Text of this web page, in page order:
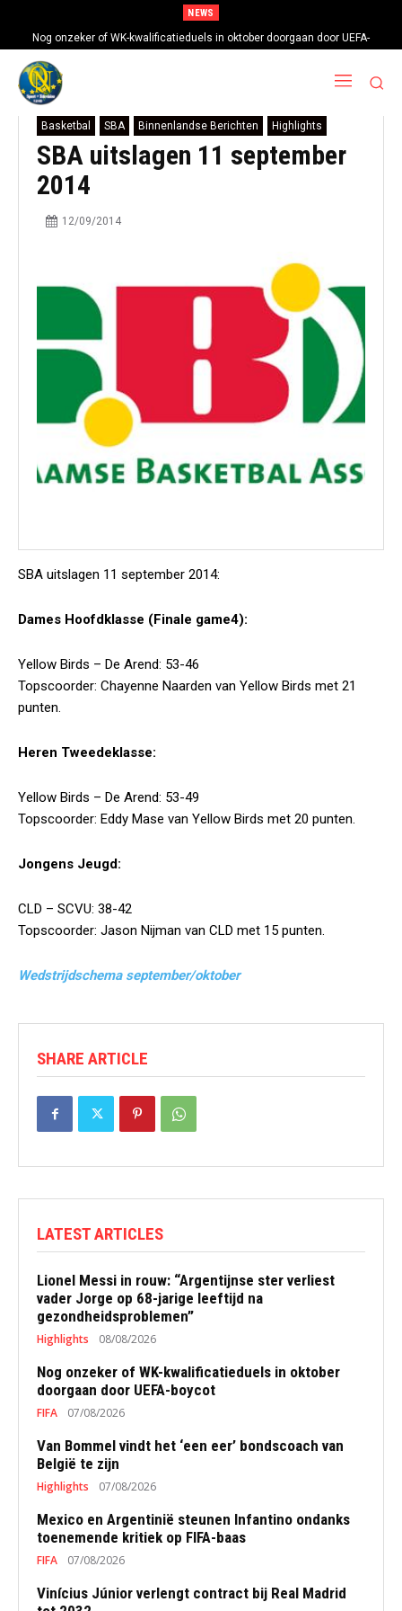
NEWS
Nog onzeker of WK-kwalificatieduels in oktober doorgaan door UEFA-
boycot
Basketbal SBA Binnenlandse Berichten Highlights
SBA uitslagen 11 september
2014
12/09/2014
SBA uitslagen 11 september 2014:
Dames Hoofdklasse (Finale game4):
Yellow Birds – De Arend: 53-46
Topscoorder: Chayenne Naarden van Yellow Birds met 21
punten.
Heren Tweedeklasse:
Yellow Birds – De Arend: 53-49
Topscoorder: Eddy Mase van Yellow Birds met 20 punten.
Jongens Jeugd:
CLD – SCVU: 38-42
Topscoorder: Jason Nijman van CLD met 15 punten.
Wedstrijdschema september/oktober
SHARE ARTICLE
LATEST ARTICLES
Lionel Messi in rouw: “Argentijnse ster verliest
vader Jorge op 68-jarige leeftijd na
gezondheidsproblemen”
Highlights 08/08/2026
Nog onzeker of WK-kwalificatieduels in oktober
doorgaan door UEFA-boycot
FIFA 07/08/2026
Van Bommel vindt het ‘een eer’ bondscoach van
België te zijn
Highlights 07/08/2026
Mexico en Argentinië steunen Infantino ondanks
toenemende kritiek op FIFA-baas
FIFA 07/08/2026
Vinícius Júnior verlengt contract bij Real Madrid